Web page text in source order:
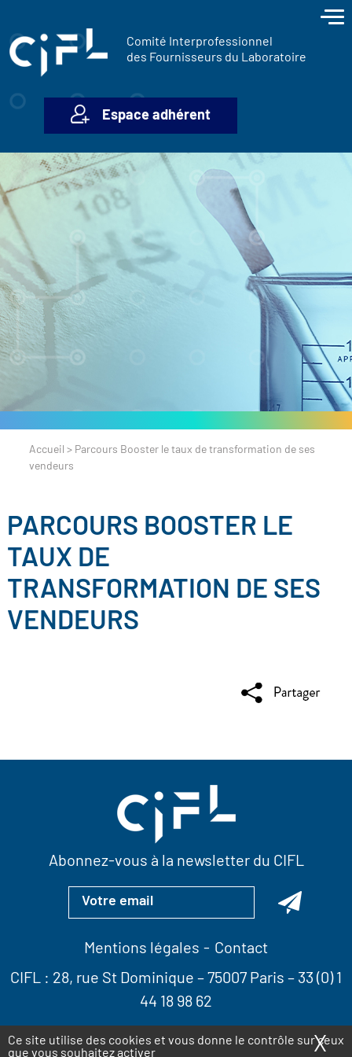
Ce site utilise des cookies et vous donne le contrôle sur ceux
que vous souhaitez activer
X
Comité Interprofessionnel
des Fournisseurs du Laboratoire
Espace adhérent
Accueil > Parcours Booster le taux de transformation de ses
vendeurs
PARCOURS BOOSTER LE
TAUX DE
TRANSFORMATION DE SES
VENDEURS
Abonnez-vous à la newsletter du CIFL
Mentions légales
Contact
CIFL : 28, rue St Dominique – 75007 Paris – 33 (0) 1
44 18 98 62